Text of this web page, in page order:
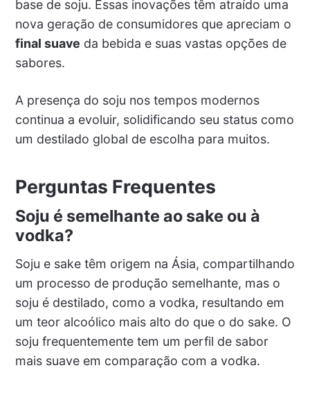
base de soju. Essas inovações têm atraído uma
nova geração de consumidores que apreciam o
final suave da bebida e suas vastas opções de
sabores.
A presença do soju nos tempos modernos
continua a evoluir, solidificando seu status como
um destilado global de escolha para muitos.
Perguntas Frequentes
Soju é semelhante ao sake ou à
vodka?
Soju e sake têm origem na Ásia, compartilhando
um processo de produção semelhante, mas o
soju é destilado, como a vodka, resultando em
um teor alcoólico mais alto do que o do sake. O
soju frequentemente tem um perfil de sabor
mais suave em comparação com a vodka.